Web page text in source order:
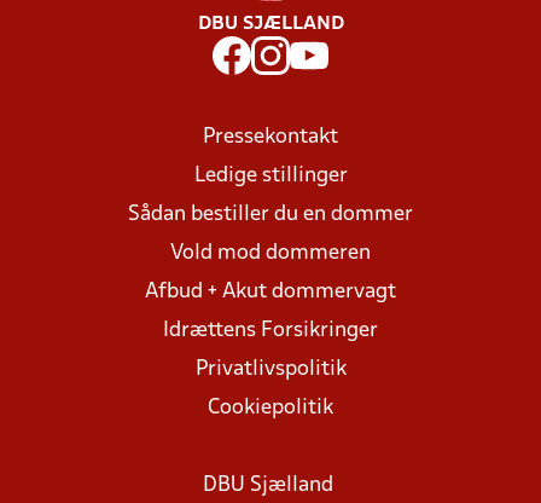
DBU SJÆLLAND
Pressekontakt
Ledige stillinger
Sådan bestiller du en dommer
Vold mod dommeren
Afbud + Akut dommervagt
Idrættens Forsikringer
Privatlivspolitik
Cookiepolitik
DBU Sjælland